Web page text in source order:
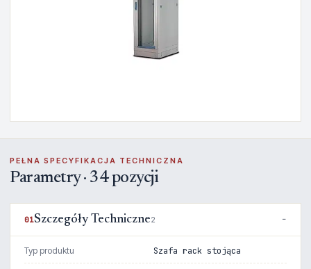
PEŁNA SPECYFIKACJA TECHNICZNA
Parametry · 34 pozycji
01Szczegóły Techniczne2
Typ produktu Szafa rack stojąca